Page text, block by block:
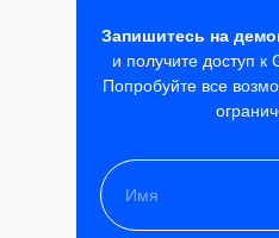
Запишитесь на
и получите доступ к
Попробуйте все